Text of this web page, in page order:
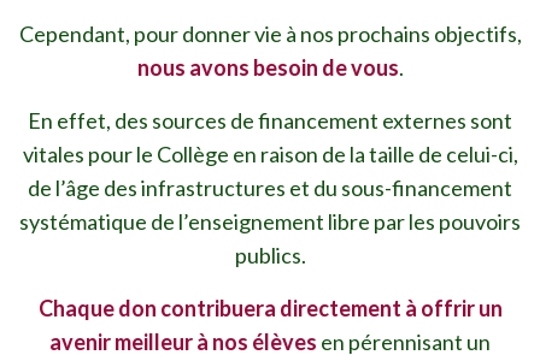
Cependant, pour donner vie à nos prochains objectifs,
nous avons besoin de vous.
En effet, des sources de financement externes sont
vitales pour le Collège en raison de la taille de celui-ci,
de l’âge des infrastructures et du sous-financement
systématique de l’enseignement libre par les pouvoirs
publics.
Chaque don contribuera directement à offrir un
avenir meilleur à nos élèves en pérennisant un